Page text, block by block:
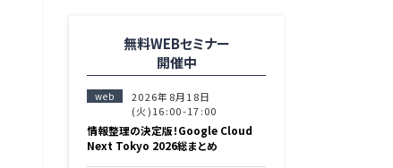
無料WEBセミナー
開催中
web
2026年8月18日
(火)16:00-17:00
情報整理の決定版！Google Cloud
Next Tokyo 2026総まとめ